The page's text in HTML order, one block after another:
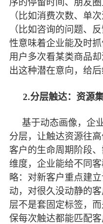
序的停留时间、朋友
（比如消费次数、单
（比如咨询的问题、
性意味着企业能及时
用户多次看某类商品
出这种潜在意向，给后
2.分层触达：资源
基于动态画像，企
分层，让触达资源往
客户的生命周期阶段
维度，企业能给不同
略：对新客户重点建
动，对很久没动静的
层不是套固定标签，
保每次触达都能匹配